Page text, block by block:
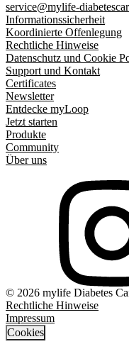
service@mylife-
Informationssicherheit
Koordinierte Offenlegung
Rechtliche Hinweise
Datenschutz und Cookie
Support und Kontakt
Certificates
Newsletter
Entdecke myLoop
Jetzt starten
Produkte
Community
Über uns
© 2026 mylife Diabetes
Rechtliche Hinweise
Impressum
Cookies